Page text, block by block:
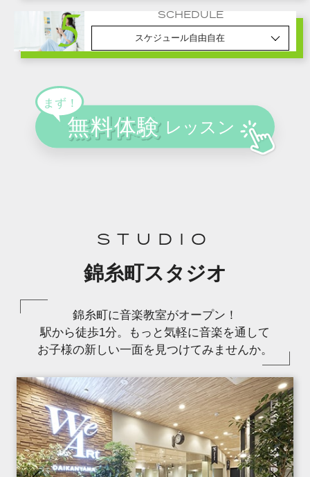
SCHEDULE
スケジュール自由自在
STUDIO
錦糸町スタジオ
錦糸町に音楽教室がオープン！
駅から徒歩1分。もっと気軽に音楽を通して
お子様の新しい一面を見つけてみませんか。